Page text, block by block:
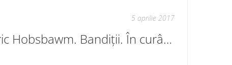
5 aprilie 2017
Eric Hobsbawm. Bandiții. În curând